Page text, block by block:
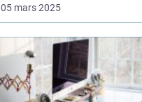
05 mars 2025